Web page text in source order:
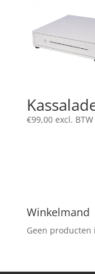
€99,00 excl. BTW
Winkelmand
Geen producten